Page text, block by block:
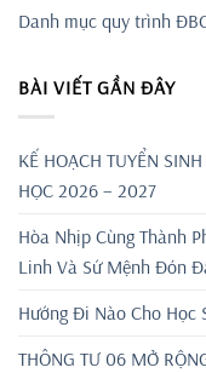
Danh mục quy trình
BÀI VIẾT GẦN ĐÂY
KẾ HOẠCH TUYỂN
HỌC 2026 – 2027
Hòa Nhịp Cùng Thành
Linh Và Sứ Mệnh Đón
Hướng Đi Nào Cho Học
THÔNG TƯ 06 MỞ